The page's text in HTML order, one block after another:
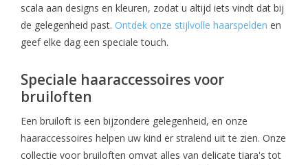
scala aan designs en kleuren, zodat u altijd iets vindt dat bij
de gelegenheid past. Ontdek onze stijlvolle haarspelden en
geef elke dag een speciale touch.
Speciale haaraccessoires voor
bruiloften
Een bruiloft is een bijzondere gelegenheid, en onze
haaraccessoires helpen uw kind er stralend uit te zien. Onze
collectie voor bruiloften omvat alles van delicate tiara's tot